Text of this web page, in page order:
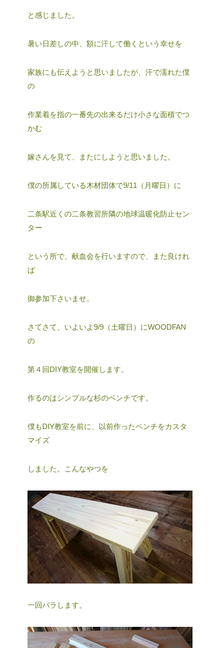
と感じました。
暑い日差しの中、額に汗して働くという幸せを
家族にも伝えようと思いましたが、汗で濡れた僕
の
作業着を指の一番先の出来るだけ小さな面積でつ
かむ
嫁さんを見て、またにしようと思いました。
僕の所属している木材団体で9/11（月曜日）に
二条駅近くの二条教習所隣の地球温暖化防止セン
ター
という所で、献血会を行いますので、また良けれ
ば
御参加下さいませ。
さてさて、いよいよ9/9（土曜日）にWOODFAN
の
第４回DIY教室を開催します。
作るのはシンプルな杉のベンチです。
僕もDIY教室を前に、以前作ったベンチをカスタ
マイズ
しました。こんなやつを
一回バラします。